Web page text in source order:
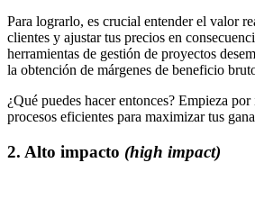
Para lograrlo, es crucial entender el valor
clientes y ajustar tus precios en
herramientas de gestión de proyectos
la obtención de márgenes de beneficio
¿Qué puedes hacer entonces? Empieza
procesos eficientes para maximizar tus
2. Alto impacto (high impact)